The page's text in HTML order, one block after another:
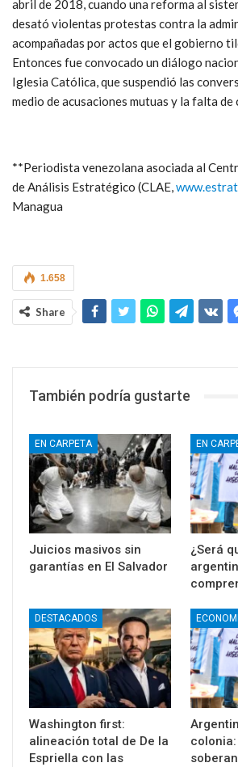
abril de 2018, cuando una reforma al
desató violentas protestas contra la
acompañadas por actos que el gobierno
Entonces fue convocado un diálogo
Iglesia Católica, que suspendió las
medio de acusaciones mutuas y la falta de
**Periodista venezolana asociada al
de Análisis Estratégico (CLAE,
Managua
1.658
Share
También podría gustarte
EN CARPETA
Juicios masivos sin
garantías en El Salvador
EN
¿Será
DESTACADOS
Washington first:
alineación total de De la
Espriella con las